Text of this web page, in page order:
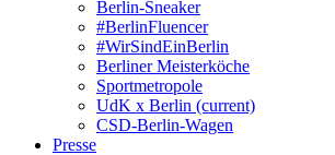
Berlin-Sneaker
#BerlinFluencer
#WirSindEinBerlin
Berliner Meisterköche
Sportmetropole
UdK x Berlin (current)
CSD-Berlin-Wagen
Presse